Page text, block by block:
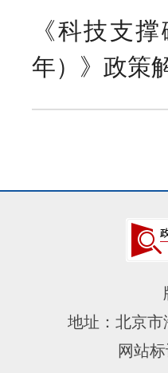
《科技支
年）》政策
地址：北京
网站